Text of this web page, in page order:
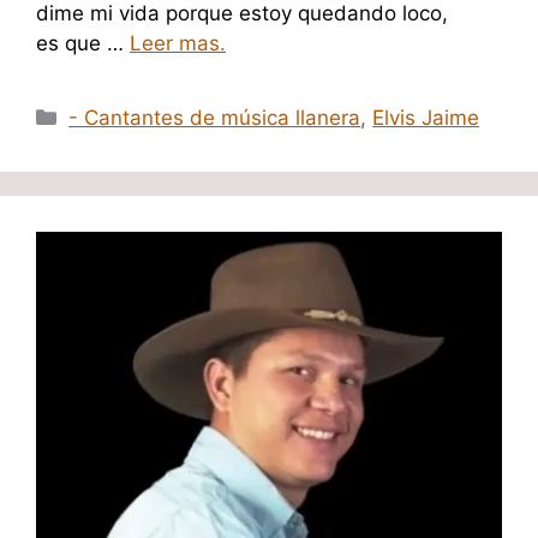
dime mi vida porque estoy quedando loco,
es que … Leer mas.
Categorías
- Cantantes de música llanera, Elvis Jaime